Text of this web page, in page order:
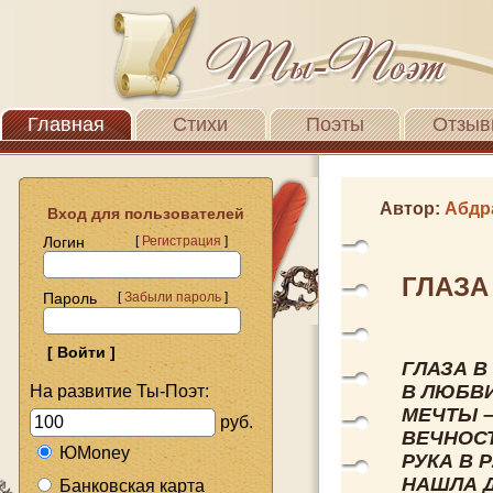
Главная Стихи Поэты
Вход для пользователей
Логин
[Регистрация]
Пароль [Забыли пароль]
На развитие Ты-Поэт:
руб.
ЮMoney
Банковская карта
Автор:
ГЛАЗА
В
МЕЧТЫ
РУКА В
НАШЛА